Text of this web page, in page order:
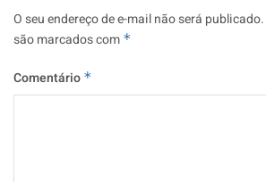
O seu endereço de e-mail não será publicado.
são marcados com *
Comentário *